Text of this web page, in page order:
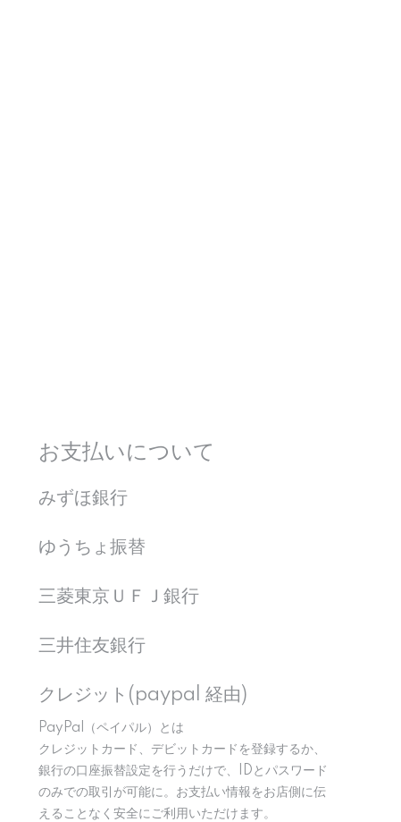
お支払いについて
みずほ銀行
ゆうちょ振替
三菱東京ＵＦＪ銀行
三井住友銀行
クレジット(paypal 経由)
PayPal（ペイパル）とは
クレジットカード、デビットカードを登録するか、
銀行の口座振替設定を行うだけで、IDとパスワード
のみでの取引が可能に。お支払い情報をお店側に伝
えることなく安全にご利用いただけます。